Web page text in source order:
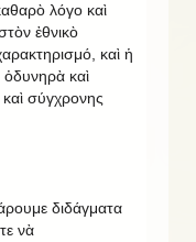
λόγο καὶ
ἐθνικὸ
καὶ ἡ
καὶ
σύγχρονης
διδάγματα
νὰ